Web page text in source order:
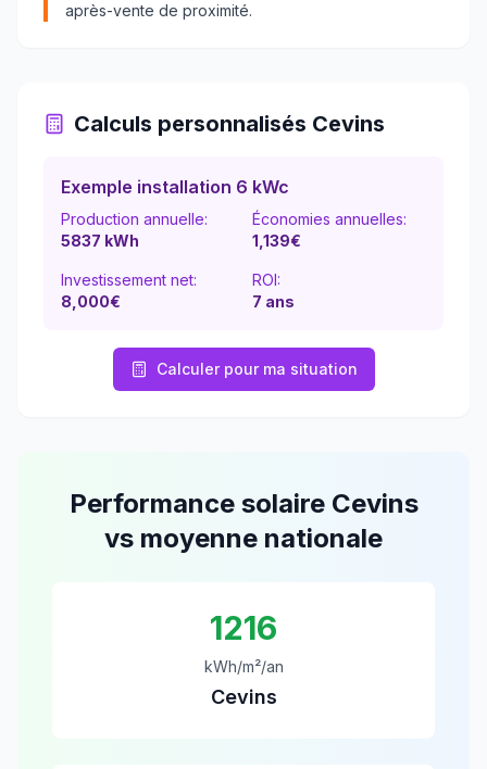
après-vente de proximité.
Calculs personnalisés Cevins
Exemple installation 6 kWc
Production annuelle:
5837 kWh
Économies annuelles:
1,139€
Investissement net:
8,000€
ROI:
7 ans
Calculer pour ma situation
Performance solaire Cevins
vs moyenne nationale
1216
kWh/m²/an
Cevins